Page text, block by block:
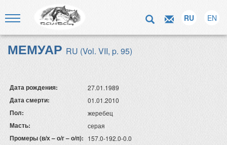
RU EN
МЕМУАР RU (Vol. VII, p. 95)
Дата рождения: 27.01.1989
Дата смерти: 01.01.2010
Пол: жеребец
Масть: серая
Промеры (в/х – о/г – о/п): 157.0-192.0-0.0